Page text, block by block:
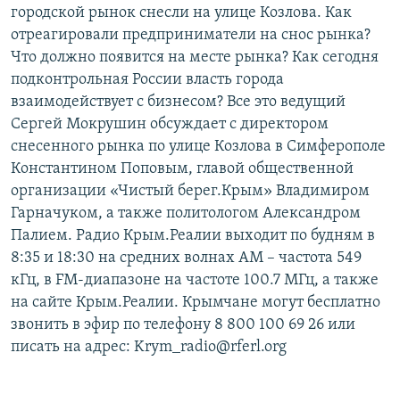
городской рынок снесли на улице Козлова. Как
отреагировали предприниматели на снос рынка?
Что должно появится на месте рынка? Как сегодня
подконтрольная России власть города
взаимодействует с бизнесом? Все это ведущий
Сергей Мокрушин обсуждает с директором
снесенного рынка по улице Козлова в Симферополе
Константином Поповым, главой общественной
организации «Чистый берег.Крым» Владимиром
Гарначуком, а также политологом Александром
Палием. Радио Крым.Реалии выходит по будням в
8:35 и 18:30 на средних волнах АМ – частота 549
кГц, в FM-диапазоне на частоте 100.7 МГц, а также
на сайте Крым.Реалии. Крымчане могут бесплатно
звонить в эфир по телефону 8 800 100 69 26 или
писать на адрес: Krym_radio@rferl.org